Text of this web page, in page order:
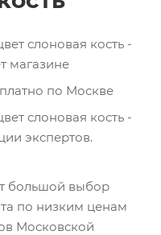
слоновая кость -
магазине
по Москве
слоновая кость -
экспертов.
большой выбор
по низким ценам
Московской